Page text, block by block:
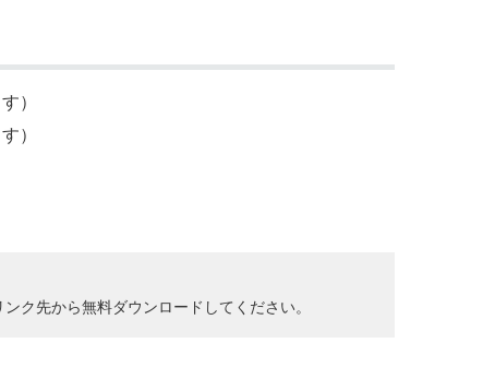
）
）
ク先から無料ダウンロードしてください。